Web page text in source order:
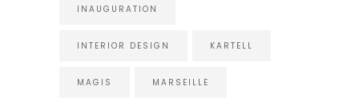
INAUGURATION
INTERIOR DESIGN KARTELL
MAGIS MARSEILLE